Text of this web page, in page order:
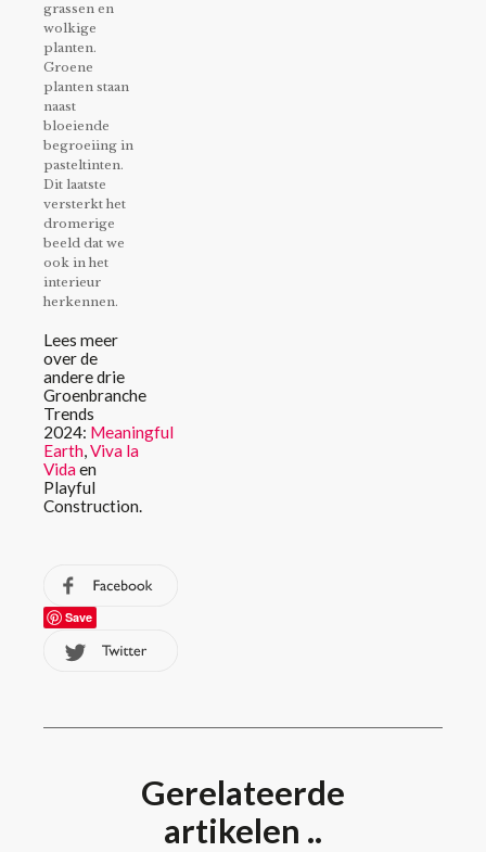
grassen en
wolkige
planten.
Groene
planten staan
naast
bloeiende
begroeiing in
pasteltinten.
Dit laatste
versterkt het
dromerige
beeld dat we
ook in het
interieur
herkennen.
Lees meer
over de
andere drie
Groenbranche
Trends
2024: Meaningful
Earth,Viva la
Vidaen
Playful
Construction.
Save
Gerelateerde
artikelen ..